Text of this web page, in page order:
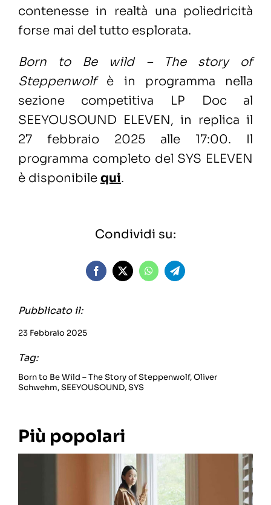
contenesse in realtà una poliedricità
forse mai del tutto esplorata.
Born to Be wild – The story of
Steppenwolf è in programma nella
sezione competitiva LP Doc al
SEEYOUSOUND ELEVEN, in replica il
27 febbraio 2025 alle 17:00. Il
programma completo del SYS ELEVEN
è disponibile qui.
Condividi su:
Pubblicato il:
23 Febbraio 2025
Tag:
Born to Be Wild – The Story of Steppenwolf,Oliver
Schwehm,SEEYOUSOUND,SYS
Più popolari